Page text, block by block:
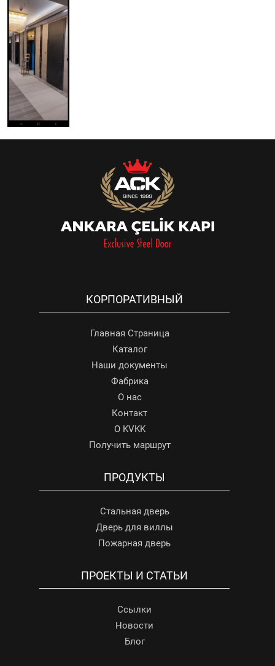
КОРПОРАТИВНЫЙ
Главная Страница
Каталог
Наши документы
Фабрика
О нас
Контакт
О KVKK
Получить маршрут
ПРОДУКТЫ
Стальная дверь
Дверь для виллы
Пожарная дверь
ПРОЕКТЫ И СТАТЬИ
Ссылки
Новости
Блог